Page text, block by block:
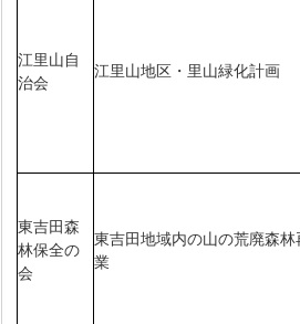
江里山自
治会
江里山地区・里山緑化計画
東吉田森
林保全の
会
東吉田地域内の山の荒廃森林
業